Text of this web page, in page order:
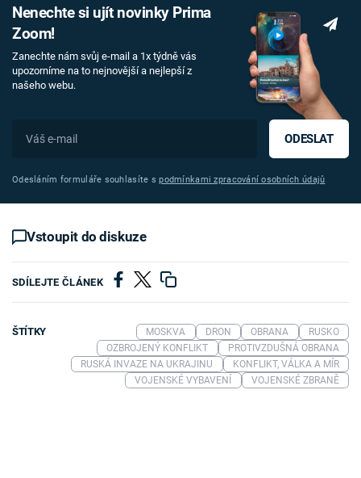
Nenechte si ujít novinky Prima
Zoom!
Zanechte nám svůj e-mail a 1x týdně vás
upozorníme na to nejnovější a nejlepší z
našeho webu.
ODESLAT
Odesláním formuláře souhlasíte spodmínkami zpracování osobních údajů
Vstoupit do diskuze
SDÍLEJTE ČLÁNEK
ŠTÍTKY MOSKVA DRON OBRANA
RUSKO
OZBROJENÝ KONFLIKT
PROTIVZDUŠNÁ OBRANA
RUSKÁ INVAZE NA UKRAJINU
KONFLIKT, VÁLKA A MÍR
VOJENSKÉ VYBAVENÍ
VOJENSKÉ ZBRANĚ